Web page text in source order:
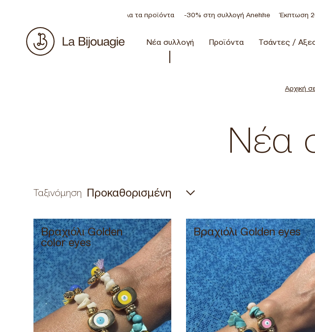
Έκπτωση 20% σε όλα τα προϊόντα -30% στη συλλογή Anekke Έκπτωση 20% σε όλα
Νέα συλλογή Προϊόντα Τσάντες /
Αρχική
Νέα
Ταξινόμηση
Βραχιόλι Golden
color eyes
Βραχιόλι Golden eyes